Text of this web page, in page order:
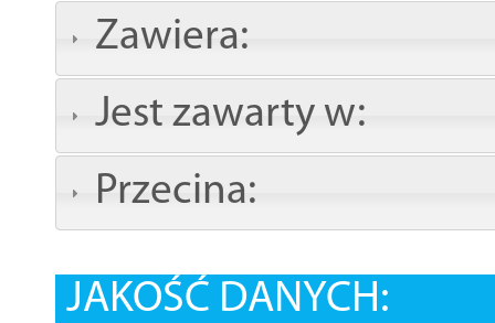
Zawiera:
Jest zawarty w:
Przecina:
JAKOŚĆ DANYCH: